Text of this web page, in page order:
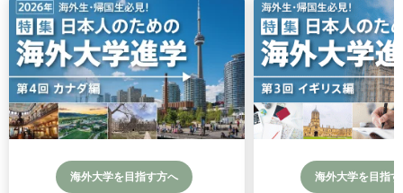
海外大学を目指す方へ 海外大学を目指